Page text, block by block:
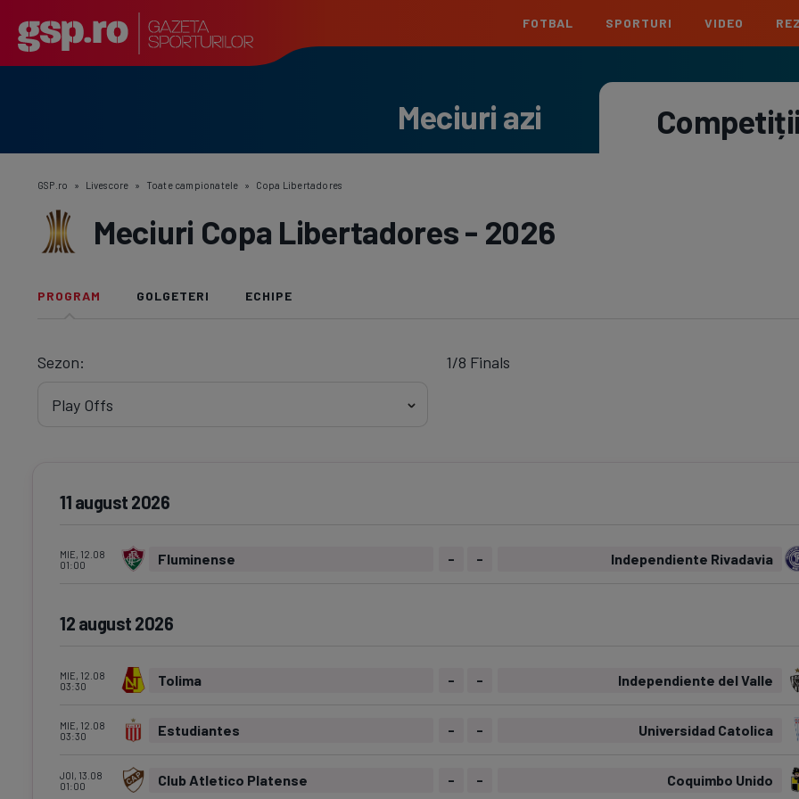
FOTBAL
Clasament
Liga 2
Echipe
Program TV Pariuri
SPORTURI VIDEO
Meciuri azi Competiții
GSP.ro » Livescore » Toate campionatele » Copa Libertadores
Meciuri Copa Libertadores - 2026
PROGRAM GOLGETERI ECHIPE
Sezon: 1/8 Finals
11 august 2026
MIE, 12.08
01:00
Fluminense - Independiente Rivadavia
-
12 august 2026
MIE, 12.08
03:30
Tolima - Independiente del Valle
-
MIE, 12.08
03:30
Estudiantes - Universidad Catolica
-
JOI, 13.08
01:00
Club Atletico Platense - Coquimbo Unido
-